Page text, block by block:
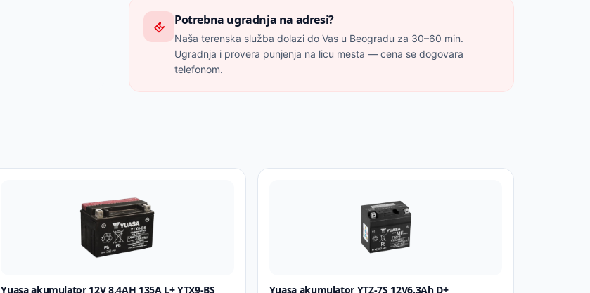
Potrebna ugradnja na adresi?
Naša terenska služba dolazi do Vas u Beogradu za 30–60 min.
Ugradnja i provera punjenja na licu mesta — cena se dogovara
telefonom.
Yuasa akumulator 12V 8.4AH 135A L+ YTX9-BS Yuasa akumulator YTZ-7S 12V6.3Ah D+